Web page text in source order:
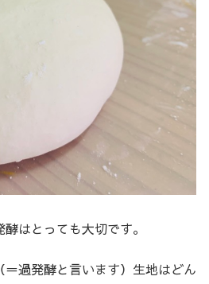
はとっても大切です。
過発酵と言います）生地はどん